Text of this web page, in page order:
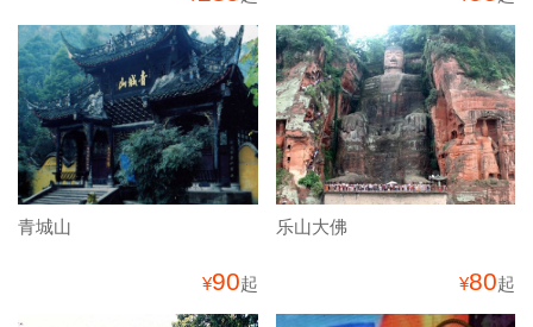
青城山
¥90起
乐山大佛
¥80起